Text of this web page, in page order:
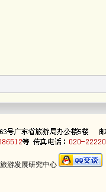
游发展研究中心